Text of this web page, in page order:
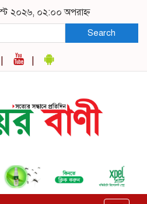
২০২৬, ০২:০০ অপরাহ্ন
Search